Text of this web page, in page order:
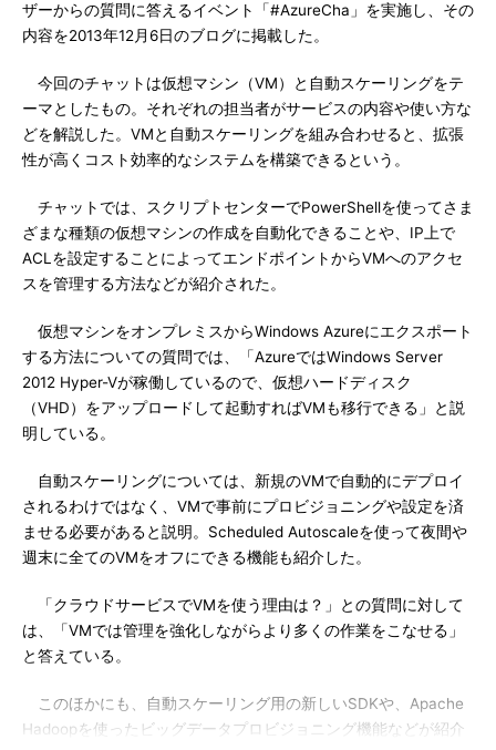
ザーからの質問に答えるイベント「#AzureCha」を実施し、その
内容を2013年12月6日のブログに掲載した。
今回のチャットは仮想マシン（VM）と自動スケーリングをテ
ーマとしたもの。それぞれの担当者がサービスの内容や使い方な
どを解説した。VMと自動スケーリングを組み合わせると、拡張
性が高くコスト効率的なシステムを構築できるという。
チャットでは、スクリプトセンターでPowerShellを使ってさま
ざまな種類の仮想マシンの作成を自動化できることや、IP上で
ACLを設定することによってエンドポイントからVMへのアクセ
スを管理する方法などが紹介された。
仮想マシンをオンプレミスからWindows Azureにエクスポート
する方法についての質問では、「AzureではWindows Server
2012 Hyper-Vが稼働しているので、仮想ハードディスク
（VHD）をアップロードして起動すればVMも移行できる」と説
明している。
自動スケーリングについては、新規のVMで自動的にデプロイ
されるわけではなく、VMで事前にプロビジョニングや設定を済
ませる必要があると説明。Scheduled Autoscaleを使って夜間や
週末に全てのVMをオフにできる機能も紹介した。
「クラウドサービスでVMを使う理由は？」との質問に対して
は、「VMでは管理を強化しながらより多くの作業をこなせる」
と答えている。
このほかにも、自動スケーリング用の新しいSDKや、Apache
Hadoopを使ったビッグデータプロビジョニング機能などが紹介